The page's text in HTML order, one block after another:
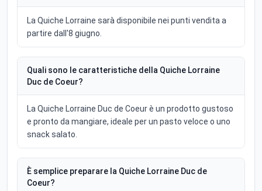
La Quiche Lorraine sarà disponibile nei punti vendita a
partire dall'8 giugno.
Quali sono le caratteristiche della Quiche Lorraine
Duc de Coeur?
La Quiche Lorraine Duc de Coeur è un prodotto gustoso
e pronto da mangiare, ideale per un pasto veloce o uno
snack salato.
È semplice preparare la Quiche Lorraine Duc de
Coeur?